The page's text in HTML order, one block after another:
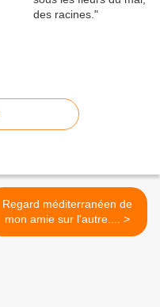
Regard méditerranéen de
mon amie sur l'autre.... >